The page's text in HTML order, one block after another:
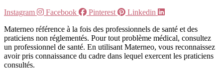
Instagram
Facebook Pinterest
Linkedin
Materneo référence à la fois des professionnels de santé et des
praticiens non réglementés. Pour tout problème médical, consultez
un professionnel de santé. En utilisant Materneo, vous reconnaissez
avoir pris connaissance du cadre dans lequel exercent les praticiens
consultés.